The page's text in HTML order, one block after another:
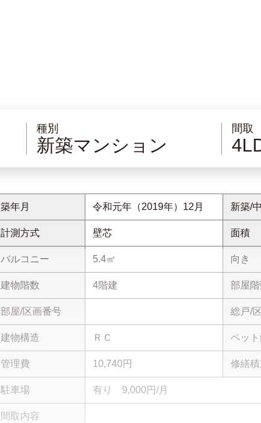
種別
新築マンション
間取
築年月 令和元年（2019年）12月 新築/
計測方式 壁芯 面積
バルコニー 5.4㎡ 向き
建物階数 4階建 部屋
部屋/区画番号 総戸/
建物構造 ＲＣ ペッ
管理費 10,740円 修繕
駐車場 有り 9,000円/月
間取内容